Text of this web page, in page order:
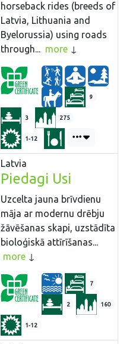
horseback rides (breeds of
Latvia, Lithuania and
Byelorussia) using roads
through... more
9
3 275
1-12
Latvia
Piedagi Usi
Uzcelta jauna brīvdienu
māja ar modernu drēbju
žāvēšanas skapi, uzstādīta
bioloģiskā attīrīšanas...
more
7
2 160
1-12